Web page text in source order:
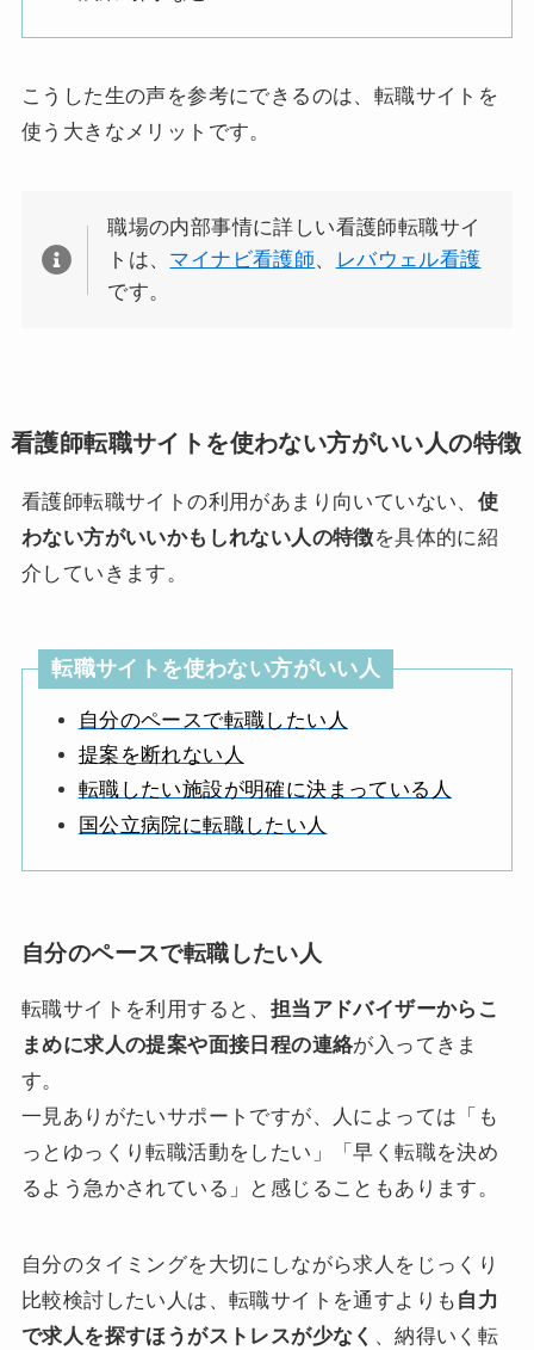
こうした生の声を参考にできるのは、転職サイトを
使う大きなメリットです。
職場の内部事情に詳しい看護師転職サイ
トは、 マイナビ看護師、
レバウェル看護
です。
看護師転職サイトを使わない方がいい人の特徴
看護師転職サイトの利用があまり向いていない、 使
わない方がいいかもしれない人の特徴を具体的に紹
介していきます。
転職サイトを使わない方がいい人
自分のペースで転職したい人
提案を断れない人
転職したい施設が明確に決まっている人
国公立病院に転職したい人
自分のペースで転職したい人
転職サイトを利用すると、 担当アドバイザーからこ
まめに求人の提案や面接日程の連絡が入ってきま
す。
一見ありがたいサポートですが、人によっては「も
っとゆっくり転職活動をしたい」「早く転職を決め
るよう急かされている」と感じることもあります。
自分のタイミングを大切にしながら求人をじっくり
比較検討したい人は、転職サイトを通すよりも 自力
で求人を探すほうがストレスが少なく 、納得いく転